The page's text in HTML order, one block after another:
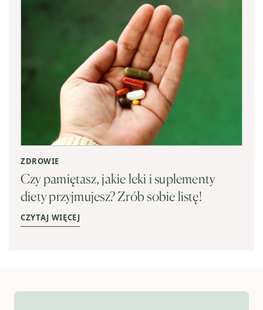
ZDROWIE
Czy pamiętasz, jakie leki i suplementy
diety przyjmujesz? Zrób sobie listę!
CZYTAJ WIĘCEJ